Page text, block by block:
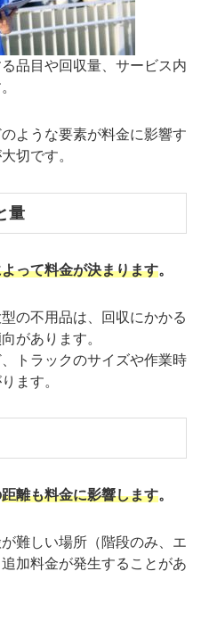
品目や回収量、サービス内
ような要素が料金に影響す
切です。
量
って料金が決まります。
の不用品は、回収にかかる
があります。
トラックのサイズや作業時
ます。
距離も料金に影響します。
難しい場所（階段のみ、エ
加料金が発生することがあ